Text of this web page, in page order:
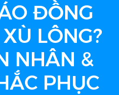
ĐỒNG
LÔNG?
NHÂN &
PHỤC